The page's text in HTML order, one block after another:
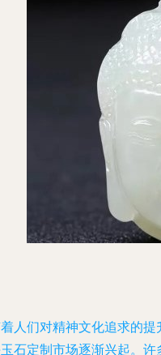
人们对精神文化追求的
石定制市场逐渐兴起。